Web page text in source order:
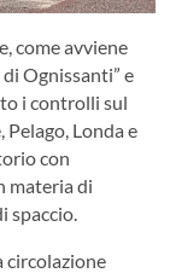
come avviene
Ognissanti” e
i controlli sul
Londa e
con
materia di
spaccio.
circolazione